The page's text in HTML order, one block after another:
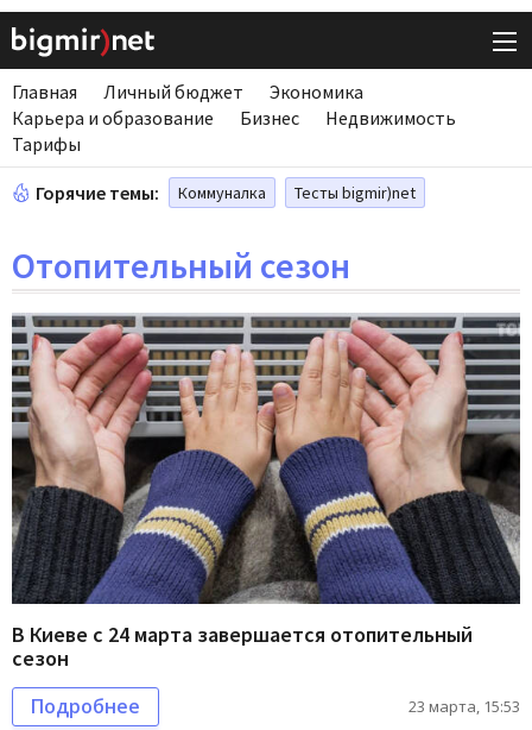
Главная Личный бюджет
Экономика
Карьера и образование
Бизнес
Недвижимость
Тарифы
Горячие темы: Коммуналка Тесты bigmir)net
Отопительный сезон
В Киеве с 24 марта завершается отопительный
сезон
Подробнее 23 марта, 15:53